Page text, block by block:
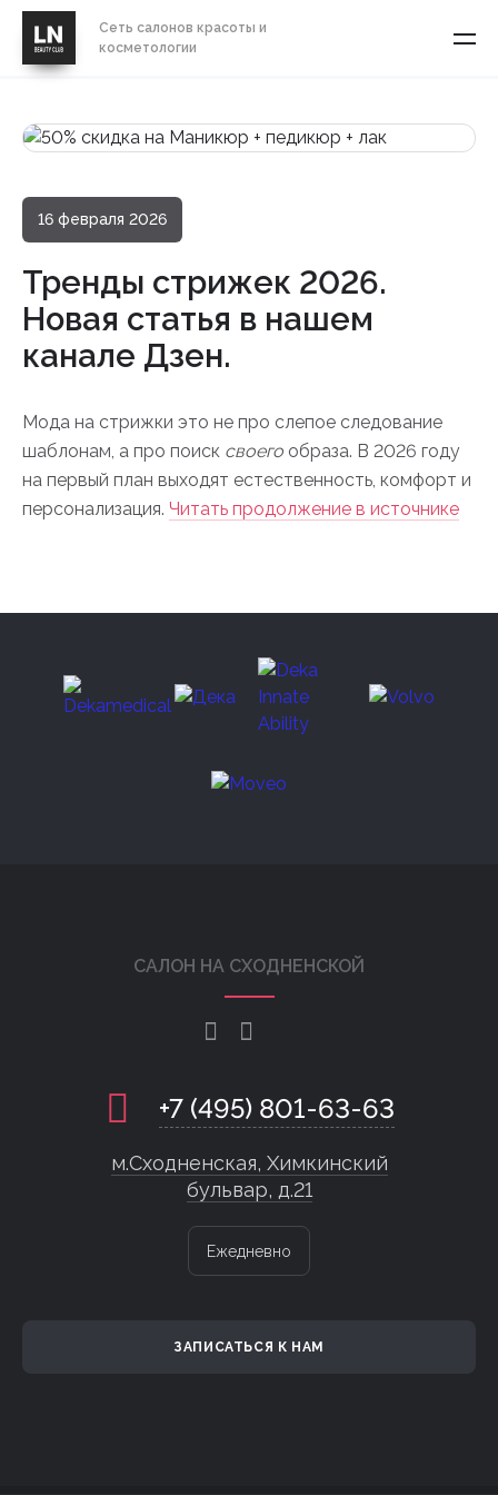
Сеть салонов красоты и
косметологии
16 февраля 2026
Тренды стрижек 2026.
Новая статья в нашем
канале Дзен.
Мода на стрижки это не про слепое следование
шаблонам, а про поиск своего образа. В 2026 году
на первый план выходят естественность, комфорт и
персонализация. Читать продолжение в источнике
САЛОН НА СХОДНЕНСКОЙ
+7 (495) 801-63-63
м.Сходненская, Химкинский
бульвар, д.21
Ежедневно
ЗАПИСАТЬСЯ К НАМ